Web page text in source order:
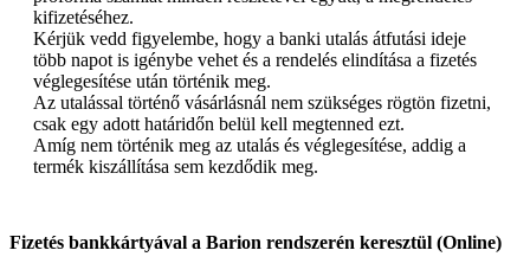
kifizetéséhez.
Kérjük vedd figyelembe, hogy a banki utalás átfutási ideje
több napot is igénybe vehet és a rendelés elindítása a fizetés
véglegesítése után történik meg.
Az utalással történő vásárlásnál nem szükséges rögtön fizetni,
csak egy adott határidőn belül kell megtenned ezt.
Amíg nem történik meg az utalás és véglegesítése, addig a
termék kiszállítása sem kezdődik meg.
Fizetés bankkártyával a Barion rendszerén keresztül (Online)